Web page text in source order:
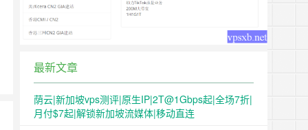
最新文章
荫云|新加坡vps测评|原生IP|2T@1Gbps起|全场7折|
月付$7起|解锁新加坡流媒体|移动直连